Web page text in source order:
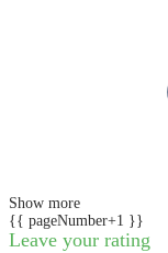
Show more
{{ pageNumber+1 }}
Leave your rating